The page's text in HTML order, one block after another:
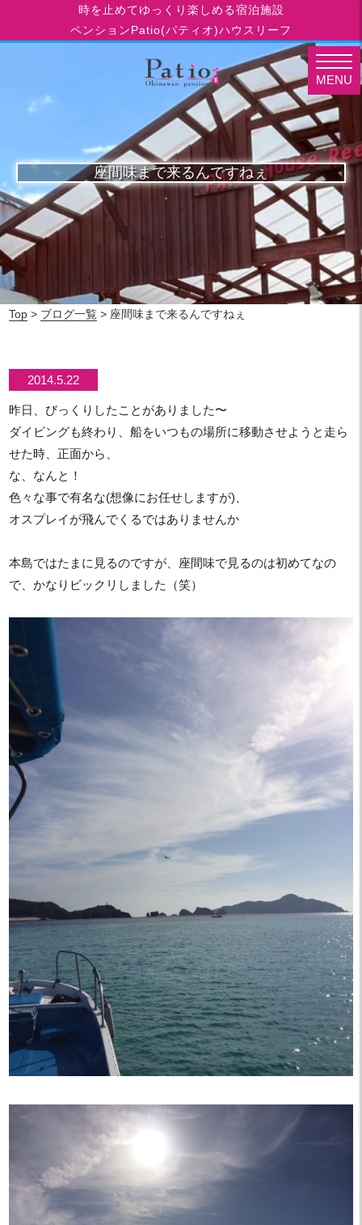
時を止めてゆっくり楽しめる宿泊施設
ペンションPatio(パティオ)ハウスリーフ
座間味まで来るんですねぇ
Top > ブログ一覧 > 座間味まで来るんですねぇ
2014.5.22
昨日、びっくりしたことがありました〜
ダイビングも終わり、船をいつもの場所に移動させようと走ら
せた時、正面から、
な、なんと！
色々な事で有名な(想像にお任せしますが)、
オスプレイが飛んでくるではありませんか
本島ではたまに見るのですが、座間味で見るのは初めてなの
で、かなりビックリしました（笑）
MENU